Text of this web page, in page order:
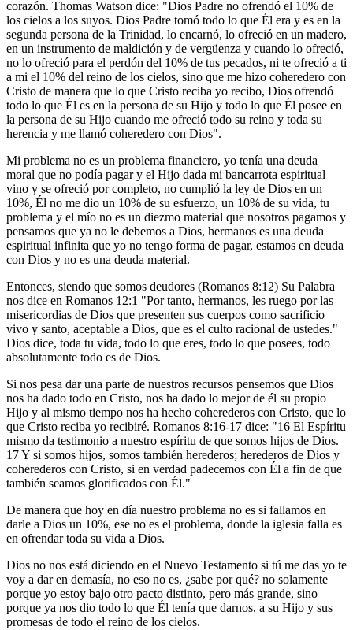
corazón. Thomas Watson dice: "Dios Padre no ofrendó el 10% de
los cielos a los suyos. Dios Padre tomó todo lo que Él era y es en la
segunda persona de la Trinidad, lo encarnó, lo ofreció en un madero,
en un instrumento de maldición y de vergüenza y cuando lo ofreció,
no lo ofreció para el perdón del 10% de tus pecados, ni te ofreció a ti
a mi el 10% del reino de los cielos, sino que me hizo coheredero con
Cristo de manera que lo que Cristo reciba yo recibo, Dios ofrendó
todo lo que Él es en la persona de su Hijo y todo lo que Él posee en
la persona de su Hijo cuando me ofreció todo su reino y toda su
herencia y me llamó coheredero con Dios".
Mi problema no es un problema financiero, yo tenía una deuda
moral que no podía pagar y el Hijo dada mi bancarrota espiritual
vino y se ofreció por completo, no cumplió la ley de Dios en un
10%, Él no me dio un 10% de su esfuerzo, un 10% de su vida, tu
problema y el mío no es un diezmo material que nosotros pagamos y
pensamos que ya no le debemos a Dios, hermanos es una deuda
espiritual infinita que yo no tengo forma de pagar, estamos en deuda
con Dios y no es una deuda material.
Entonces, siendo que somos deudores (Romanos 8:12) Su Palabra
nos dice en Romanos 12:1 "Por tanto, hermanos, les ruego por las
misericordias de Dios que presenten sus cuerpos como sacrificio
vivo y santo, aceptable a Dios, que es el culto racional de ustedes."
Dios dice, toda tu vida, todo lo que eres, todo lo que posees, todo
absolutamente todo es de Dios.
Si nos pesa dar una parte de nuestros recursos pensemos que Dios
nos ha dado todo en Cristo, nos ha dado lo mejor de él su propio
Hijo y al mismo tiempo nos ha hecho coherederos con Cristo, que lo
que Cristo reciba yo recibiré. Romanos 8:16-17 dice: "16 El Espíritu
mismo da testimonio a nuestro espíritu de que somos hijos de Dios.
17 Y si somos hijos, somos también herederos; herederos de Dios y
coherederos con Cristo, si en verdad padecemos con Él a fin de que
también seamos glorificados con Él."
De manera que hoy en día nuestro problema no es si fallamos en
darle a Dios un 10%, ese no es el problema, donde la iglesia falla es
en ofrendar toda su vida a Dios.
Dios no nos está diciendo en el Nuevo Testamento si tú me das yo te
voy a dar en demasía, no eso no es, ¿sabe por qué? no solamente
porque yo estoy bajo otro pacto distinto, pero más grande, sino
porque ya nos dio todo lo que Él tenía que darnos, a su Hijo y sus
promesas de todo el reino de los cielos.